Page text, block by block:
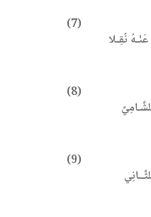
نُقِـلا
(7)
(8)
(9)